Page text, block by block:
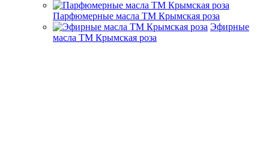
Парфюмерные масла ТМ Крымская роза
Эфирные
масла ТМ Крымская роза